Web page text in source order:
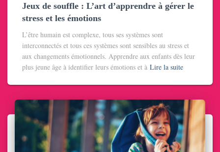
Jeux de souffle : L’art d’apprendre à gérer le
stress et les émotions
L’être humain est complexe, tous ses systèmes sont
interconnectés et tous ces systèmes sont sensibles au stress et
aux changements émotionnels. Apprendre aux enfants dès leur
plus jeune âge à identifier leurs émotions et à Lire la suite